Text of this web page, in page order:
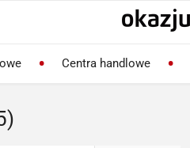
Centra handlowe